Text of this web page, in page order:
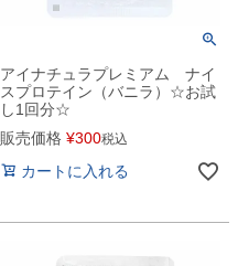
アイナチュラプレミアム ナイ
スプロテイン（バニラ）☆お試
し1回分☆
販売価格 ¥300税込
カートに入れる